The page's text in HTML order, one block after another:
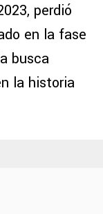
perdió
en la fase
busca
la historia